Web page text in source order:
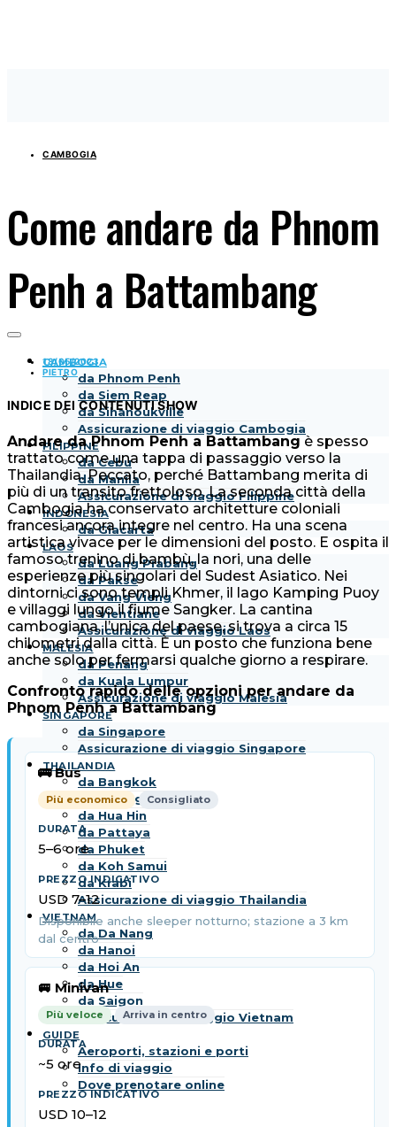
CAMBOGIA
da Phnom Penh
da Siem Reap
da Sihanoukville
Assicurazione di viaggio Cambogia
FILIPPINE
da Cebu
da Manila
Assicurazione di viaggio Filippine
INDONESIA
da Giacarta
LAOS
da Luang Prabang
da Pakse
da Vang Vieng
da Vientiane
Assicurazione di viaggio Laos
MALESIA
da Penang
da Kuala Lumpur
Assicurazione di viaggio Malesia
SINGAPORE
da Singapore
Assicurazione di viaggio Singapore
THAILANDIA
da Bangkok
da Chiang Mai
da Hua Hin
da Pattaya
da Phuket
da Koh Samui
da Krabi
Assicurazione di viaggio Thailandia
VIETNAM
da Da Nang
da Hanoi
da Hoi An
da Hue
da Saigon
Assicurazione di viaggio Vietnam
GUIDE
Aeroporti, stazioni e porti
Info di viaggio
Dove prenotare online
CAMBOGIA
Come andare da Phnom
Penh a Battambang
18/05/2023
PIETRO
INDICE DEI CONTENUTISHOW
Andare da Phnom Penh a Battambang è spesso
trattato come una tappa di passaggio verso la
Thailandia. Peccato, perché Battambang merita di
più di un transito frettoloso. La seconda città della
Cambogia ha conservato architetture coloniali
francesi ancora integre nel centro. Ha una scena
artistica vivace per le dimensioni del posto. E ospita il
famoso trenino di bambù, la nori, una delle
esperienze più singolari del Sudest Asiatico. Nei
dintorni ci sono templi Khmer, il lago Kamping Puoy
e villaggi lungo il fiume Sangker. La cantina
cambogiana, l’unica del paese, si trova a circa 15
chilometri dalla città. È un posto che funziona bene
anche solo per fermarsi qualche giorno a respirare.
Confronto rapido delle opzioni per andare da
Phnom Penh a Battambang
🚌 Bus
Più economico Consigliato
5–6 ore
USD 7–12
Disponibile anche sleeper notturno; stazione a 3 km
dal centro
🚐 Minivan
Più veloce Arriva in centro
~5 ore
USD 10–12